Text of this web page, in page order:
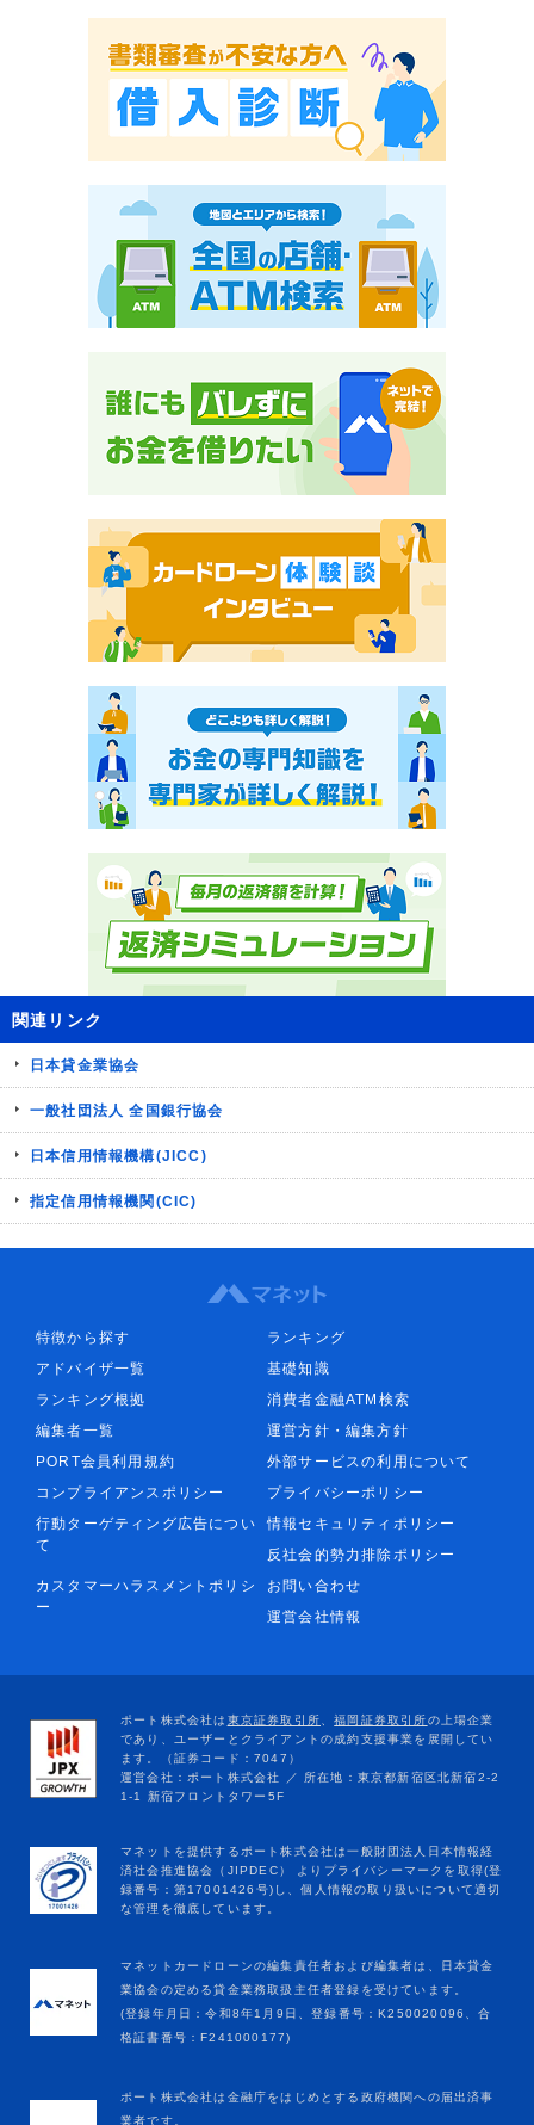
関連リンク
日本貸金業協会
一般社団法人 全国銀行協会
日本信用情報機構(JICC)
指定信用情報機関(CIC)
特徴から探す
ランキング
アドバイザ一覧
基礎知識
ランキング根拠
消費者金融ATM検索
編集者一覧
運営方針・編集方針
PORT会員利用規約
外部サービスの利用について
コンプライアンスポリシー
プライバシーポリシー
行動ターゲティング広告につい
て
情報セキュリティポリシー
反社会的勢力排除ポリシー
カスタマーハラスメントポリシ
ー
お問い合わせ
運営会社情報
マネットカードローンの編集責任者および編集者は、日本貸金
業協会の定める貸金業務取扱主任者登録を受けています。
(登録年月日：令和8年1月9日、登録番号：K250020096、合
格証書番号：F241000177)
ポート株式会社は金融庁をはじめとする政府機関への届出済事
業者です。